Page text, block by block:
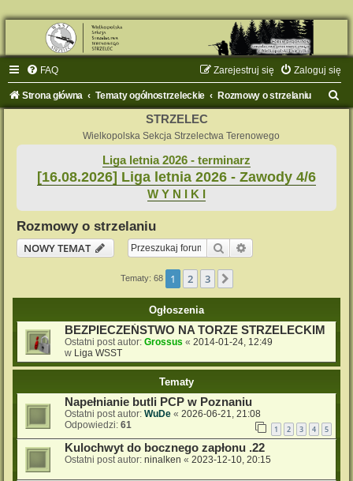
FAQ Zaloguj się
Zarejestruj się
Strona główna Tematy ogólnostrzeleckie Rozmowy o strzelaniu
STRZELEC
Wielkopolska Sekcja Strzelectwa Terenowego
Liga letnia 2026 - terminarz
[16.08.2026] Liga letnia 2026 - Zawody 4/6
W Y N I K I
Rozmowy o strzelaniu
NOWY TEMAT
Szukaj
Tematy: 68 1 2 3
Ogłoszenia
BEZPIECZEŃSTWO NA TORZE STRZELECKIM
Ostatni post autor: Grossus « 2014-01-24, 12:49
w Liga WSST
Tematy
Napełnianie butli PCP w Poznaniu
Ostatni post autor: WuDe « 2026-06-21, 21:08
Odpowiedzi: 61 1 2 3 4 5
Kulochwyt do bocznego zapłonu .22
Ostatni post autor: ninalken « 2023-12-10, 20:15